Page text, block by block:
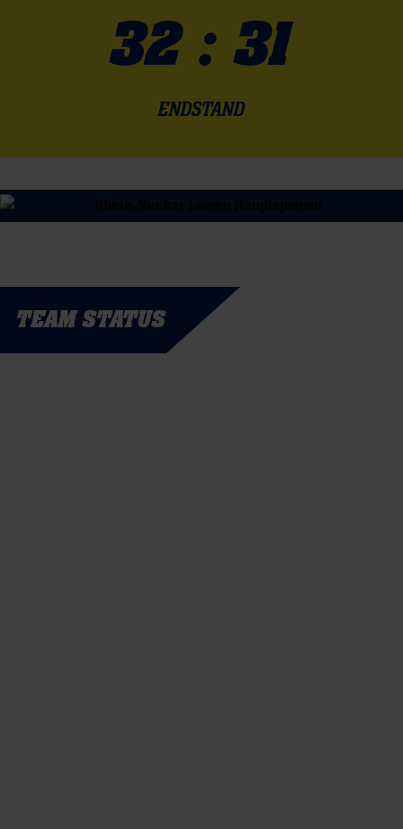
32 : 31
ENDSTAND
TEAM STATUS